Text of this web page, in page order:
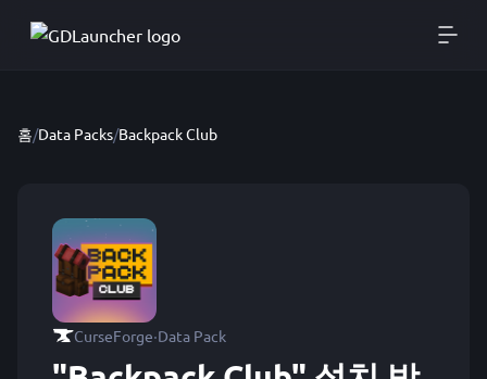
홈/Data Packs/Backpack Club
CurseForge·Data Pack